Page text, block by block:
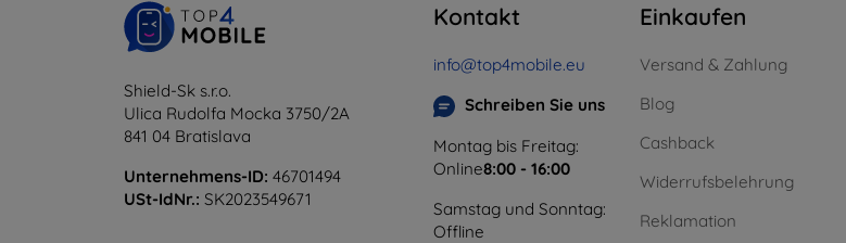
Shield-Sk s.r.o.
Ulica Rudolfa Mocka 3750/2A
841 04 Bratislava
Unternehmens-ID: 46701494
USt-IdNr.: SK2023549671
Kontakt
info@top4mobile.eu
Schreiben Sie uns
Montag bis Freitag:
Online8:00 - 16:00
Samstag und Sonntag:
Offline
Einkaufen
Versand & Zahlung
Blog
Cashback
Widerrufsbelehrung
Reklamation